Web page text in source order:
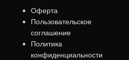
Оферта
Пользовательское
соглашение
Политика
конфиденциальности